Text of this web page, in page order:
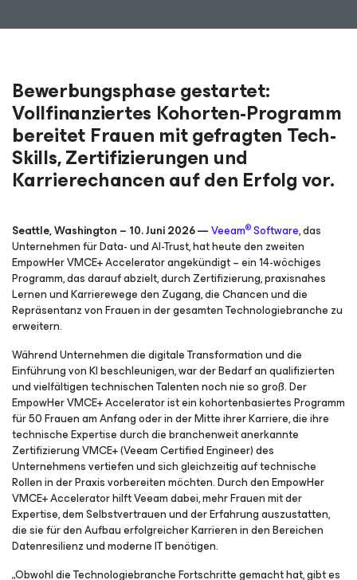
Bewerbungsphase gestartet:
Vollfinanziertes Kohorten-Programm
bereitet Frauen mit gefragten Tech-
Skills, Zertifizierungen und
Karrierechancen auf den Erfolg vor.
Seattle, Washington – 10. Juni 2026 —Veeam®Software, das
Unternehmen für Data- und AI-Trust, hat heute den zweiten
EmpowHer VMCE+ Accelerator angekündigt – ein 14-wöchiges
Programm, das darauf abzielt, durch Zertifizierung, praxisnahes
Lernen und Karrierewege den Zugang, die Chancen und die
Repräsentanz von Frauen in der gesamten Technologiebranche zu
erweitern.
Während Unternehmen die digitale Transformation und die
Einführung von KI beschleunigen, war der Bedarf an qualifizierten
und vielfältigen technischen Talenten noch nie so groß. Der
EmpowHer VMCE+ Accelerator ist ein kohortenbasiertes Programm
für 50 Frauen am Anfang oder in der Mitte ihrer Karriere, die ihre
technische Expertise durch die branchenweit anerkannte
Zertifizierung VMCE+ (Veeam Certified Engineer) des
Unternehmens vertiefen und sich gleichzeitig auf technische
Rollen in der Praxis vorbereiten möchten. Durch den EmpowHer
VMCE+ Accelerator hilft Veeam dabei, mehr Frauen mit der
Expertise, dem Selbstvertrauen und der Erfahrung auszustatten,
die sie für den Aufbau erfolgreicher Karrieren in den Bereichen
Datenresilienz und moderne IT benötigen.
„Obwohl die Technologiebranche Fortschritte gemacht hat, gibt es